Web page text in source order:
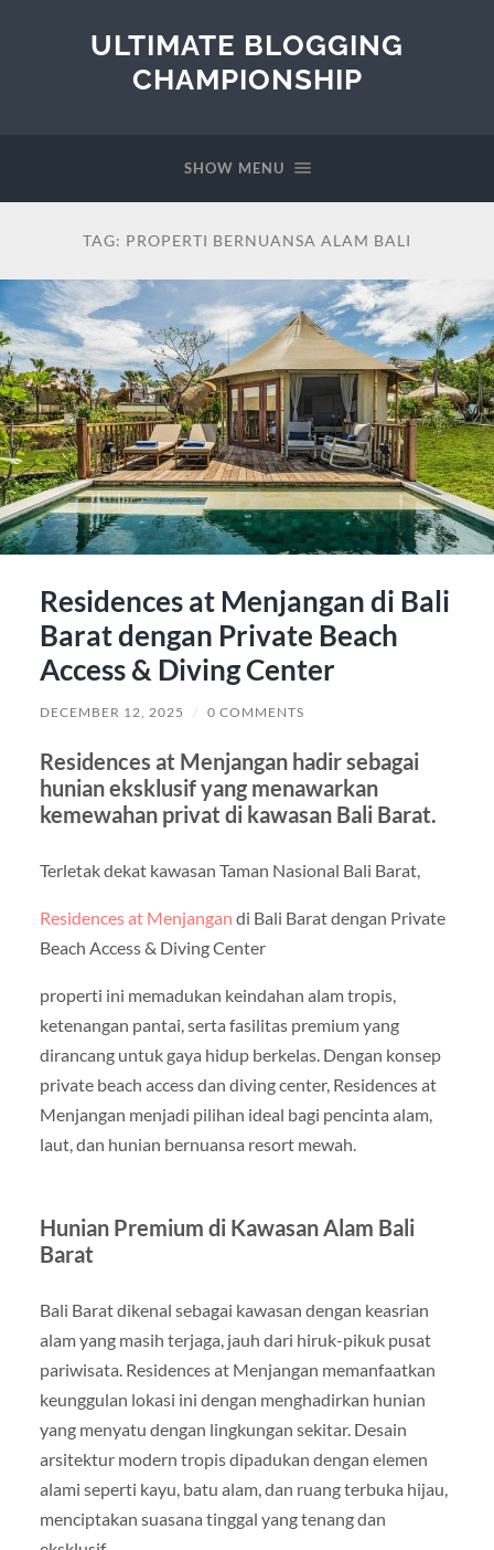
ULTIMATE BLOGGING
CHAMPIONSHIP
SHOW MENU
TAG: PROPERTI BERNUANSA ALAM BALI
Residences at Menjangan di Bali
Barat dengan Private Beach
Access & Diving Center
DECEMBER 12, 2025 / 0 COMMENTS
Residences at Menjangan hadir sebagai
hunian eksklusif yang menawarkan
kemewahan privat di kawasan Bali Barat.
Terletak dekat kawasan Taman Nasional Bali Barat,
Residences at Menjangan di Bali Barat dengan Private
Beach Access & Diving Center
properti ini memadukan keindahan alam tropis,
ketenangan pantai, serta fasilitas premium yang
dirancang untuk gaya hidup berkelas. Dengan konsep
private beach access dan diving center, Residences at
Menjangan menjadi pilihan ideal bagi pencinta alam,
laut, dan hunian bernuansa resort mewah.
Hunian Premium di Kawasan Alam Bali
Barat
Bali Barat dikenal sebagai kawasan dengan keasrian
alam yang masih terjaga, jauh dari hiruk-pikuk pusat
pariwisata. Residences at Menjangan memanfaatkan
keunggulan lokasi ini dengan menghadirkan hunian
yang menyatu dengan lingkungan sekitar. Desain
arsitektur modern tropis dipadukan dengan elemen
alami seperti kayu, batu alam, dan ruang terbuka hijau,
menciptakan suasana tinggal yang tenang dan